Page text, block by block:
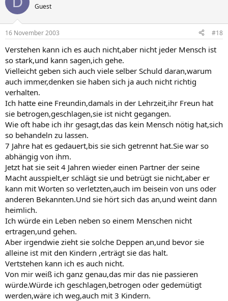
Guest
16 November 2003 #18
Verstehen kann ich es auch nicht,aber nicht jeder Mensch ist
so stark,und kann sagen,ich gehe.
Vielleicht geben sich auch viele selber Schuld daran,warum
auch immer,denken sie haben sich ja auch nicht richtig
verhalten.
Ich hatte eine Freundin,damals in der Lehrzeit,ihr Freun hat
sie betrogen,geschlagen,sie ist nicht gegangen.
Wie oft habe ich ihr gesagt,das das kein Mensch nötig hat,sich
so behandeln zu lassen.
7 Jahre hat es gedauert,bis sie sich getrennt hat.Sie war so
abhängig von ihm.
Jetzt hat sie seit 4 Jahren wieder einen Partner der seine
Macht ausspielt,er schlägt sie und betrügt sie nicht,aber er
kann mit Worten so verletzten,auch im beisein von uns oder
anderen Bekannten.Und sie hört sich das an,und weint dann
heimlich.
Ich würde ein Leben neben so einem Menschen nicht
ertragen,und gehen.
Aber irgendwie zieht sie solche Deppen an,und bevor sie
alleine ist mit den Kindern ,erträgt sie das halt.
Vertstehen kann ich es auch nicht.
Von mir weiß ich ganz genau,das mir das nie passieren
würde.Würde ich geschlagen,betrogen oder gedemütigt
werden,wäre ich weg,auch mit 3 Kindern.